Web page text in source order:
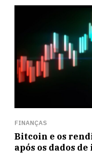
FINANÇAS
Bitcoin e os
após os dados